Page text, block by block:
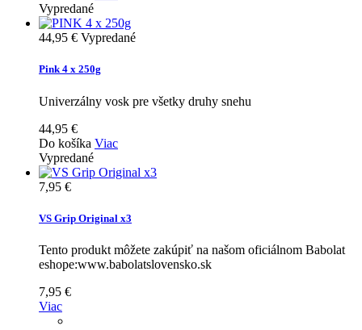
Vypredané
44,95 € Vypredané
Pink 4 x 250g
Univerzálny vosk pre všetky druhy snehu
44,95 €
Do košíka Viac
Vypredané
7,95 €
VS Grip Original x3
Tento produkt môžete zakúpiť na našom oficiálnom Babolat
eshope:www.babolatslovensko.sk
7,95 €
Viac